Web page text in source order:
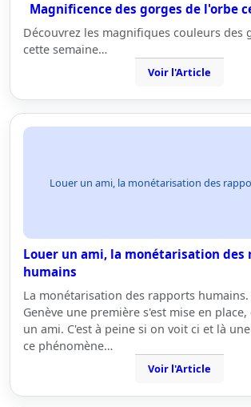
Magnificence des gorges de l'orbe
Découvrez les magnifiques couleurs des
cette semaine…
Voir l'Article
Louer un ami, la monétarisation des
Louer un ami, la monétarisation des
humains
La monétarisation des rapports
Genève une première s'est mise en
un ami. C'est à peine si on voit ci et là
ce phénomène…
Voir l'Article